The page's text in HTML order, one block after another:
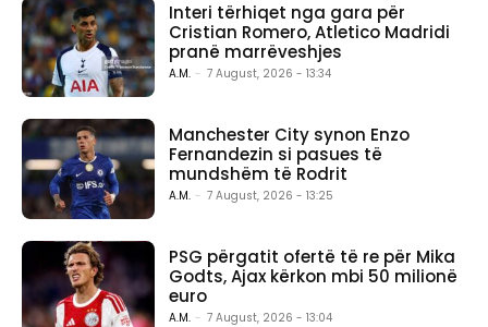
Interi tërhiqet nga gara për
Cristian Romero, Atletico Madridi
pranë marrëveshjes
A.M. - 7 August, 2026 - 13:34
Manchester City synon Enzo
Fernandezin si pasues të
mundshëm të Rodrit
A.M. - 7 August, 2026 - 13:25
PSG përgatit ofertë të re për Mika
Godts, Ajax kërkon mbi 50 milionë
euro
A.M. - 7 August, 2026 - 13:04